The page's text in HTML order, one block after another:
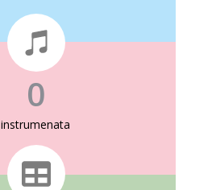
instrumenata
0